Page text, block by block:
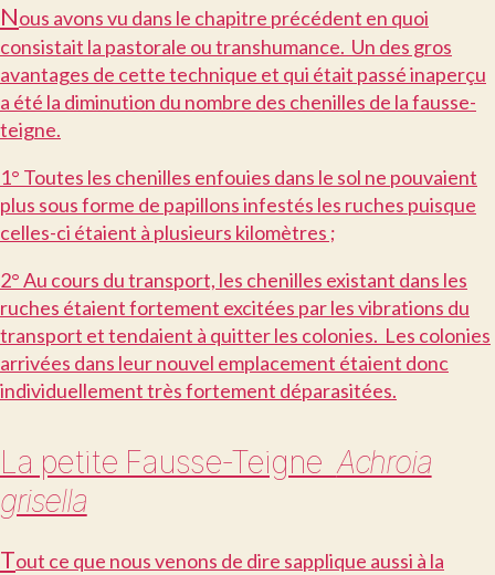
Nous avons vu dans le chapitre précédent en quoi
consistait la pastorale ou transhumance. Un des gros
avantages de cette technique et qui était passé inaperçu
a été la diminution du nombre des chenilles de la fausse-
teigne.
1° Toutes les chenilles enfouies dans le sol ne pouvaient
plus sous forme de papillons infestés les ruches puisque
celles-ci étaient à plusieurs kilomètres ;
2° Au cours du transport, les chenilles existant dans les
ruches étaient fortement excitées par les vibrations du
transport et tendaient à quitter les colonies. Les colonies
arrivées dans leur nouvel emplacement étaient donc
individuellement très fortement déparasitées.
La petite Fausse-Teigne  Achroia
grisella
Tout ce que nous venons de dire sapplique aussi à la